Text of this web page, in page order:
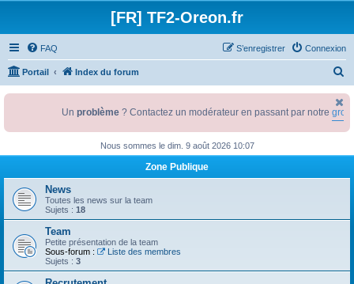
[FR] TF2-Oreon.fr
FAQ Connexion
S’enregistrer
Portail Index du forum
h
e
Unproblème? Contactez un modérateur en passant par notre
Nous sommes le dim. 9 août 2026 10:07
Zone Publique
News
Toutes les news sur la team
Sujets : 18
Team
Petite présentation de la team
Sous-forum :
Liste des membres
Sujets : 3